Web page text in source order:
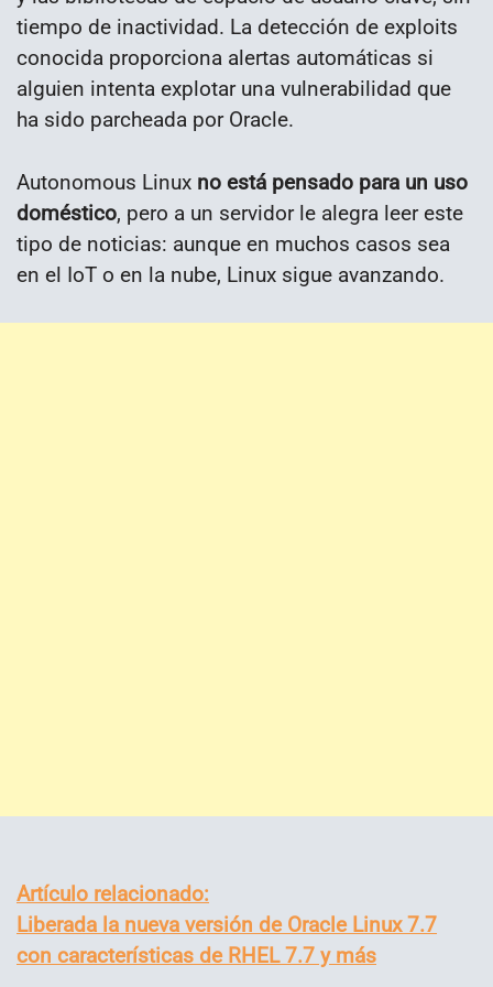
tiempo de inactividad. La detección de exploits
conocida proporciona alertas automáticas si
alguien intenta explotar una vulnerabilidad que
ha sido parcheada por Oracle.
Autonomous Linux no está pensado para un uso
doméstico, pero a un servidor le alegra leer este
tipo de noticias: aunque en muchos casos sea
en el IoT o en la nube, Linux sigue avanzando.
Artículo relacionado:
Liberada la nueva versión de Oracle Linux 7.7
con características de RHEL 7.7 y más